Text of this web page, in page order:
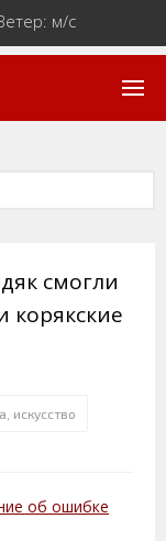
м/с
смогли
корякские
искусство
об ошибке